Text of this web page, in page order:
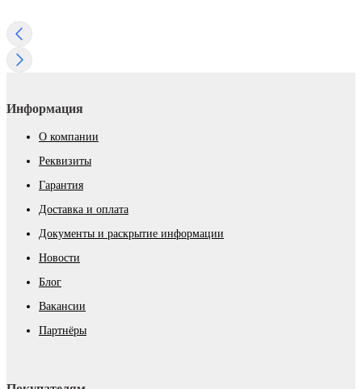
Информация
О компании
Реквизиты
Гарантия
Доставка и оплата
Документы и раскрытие информации
Новости
Блог
Вакансии
Партнёры